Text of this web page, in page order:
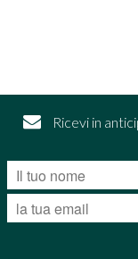
Ricevi in